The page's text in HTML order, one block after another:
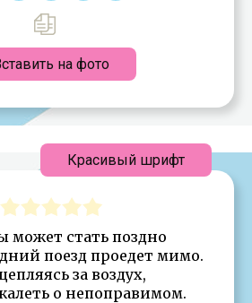
на фото
может стать поздно
поезд проедет мимо.
за воздух,
о непоправимом.
Красивый шрифт